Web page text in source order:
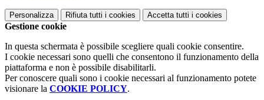
Personalizza Rifiuta tutti i cookies Accetta tutti i cookies
Gestione cookie
In questa schermata è possibile scegliere quali cookie consentire.
I cookie necessari sono quelli che consentono il funzionamento della
piattaforma e non è possibile disabilitarli.
Per conoscere quali sono i cookie necessari al funzionamento potete
visionare la COOKIE POLICY.